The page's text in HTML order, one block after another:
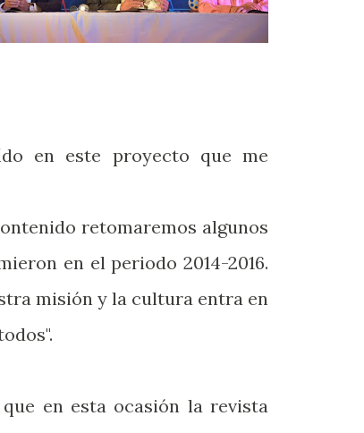
en este proyecto que me
retomaremos algunos
en el periodo 2014-2016.
misión y la cultura entra en
en esta ocasión la revista